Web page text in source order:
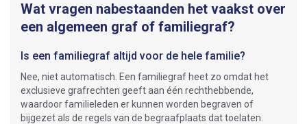
Wat vragen nabestaanden het vaakst over
een algemeen graf of familiegraf?
Is een familiegraf altijd voor de hele familie?
Nee, niet automatisch. Een familiegraf heet zo omdat het
exclusieve grafrechten geeft aan één rechthebbende,
waardoor familieleden er kunnen worden begraven of
bijgezet als de regels van de begraafplaats dat toelaten.